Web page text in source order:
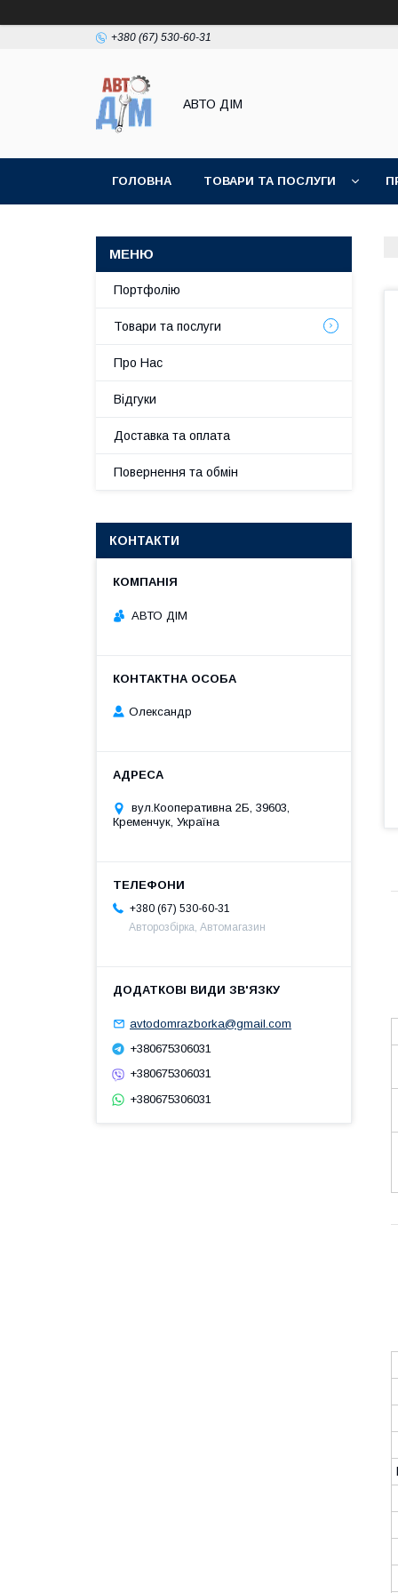
+380 (67) 530-60-31
АВТО ДIМ
ГОЛОВНА ТОВАРИ ТА ПОСЛУГИ
Портфолію
Товари та послуги
Про Нас
Відгуки
Доставка та оплата
Повернення та обмін
КОНТАКТИ
АВТО ДІМ
Олександр
вул.Кооперативна 2Б, 39603,
Кременчук, Україна
+380 (67) 530-60-31
Авторозбірка, Автомагазин
avtodomrazborka@gmail.com
+380675306031
+380675306031
+380675306031